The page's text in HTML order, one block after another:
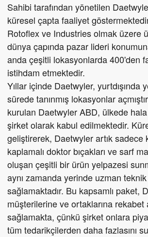
Sahibi tarafından yönetilen
küresel çapta faaliyet
Rotoflex ve Industries olmak üzere
dünya çapında pazar lideri
anda çeşitli lokasyonlarda 400'den
istihdam etmektedir.
Yıllar içinde Daetwyler, yurtdışında
sürede tanınmış lokasyonlar
kurulan Daetwyler ABD, ülkede
şirket olarak kabul edilmektedir.
geliştirerek, Daetwyler artık sadece
kaplamalı doktor bıçakları ve sarf
oluşan çeşitli bir ürün yelpazesi
aynı zamanda yerinde uzman
sağlamaktadır. Bu kapsamlı paket,
müşterilerine ve ortaklarına rekabet
sağlamakta, çünkü şirket onlara
tüm tedarikçilerden daha fazlasını